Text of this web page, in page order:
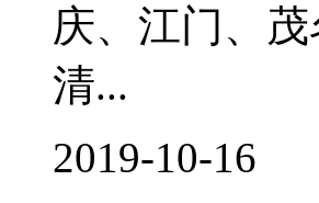
庆、江门、
清...
2019-10-16